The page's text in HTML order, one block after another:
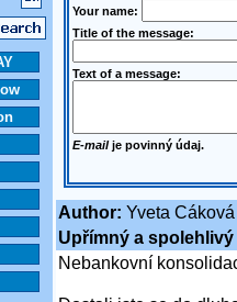
Your name:
Title of the message:
Text of a message:
E-mailje povinný údaj.
Author: Yveta Cáková
Upřímný a
Nebankovní